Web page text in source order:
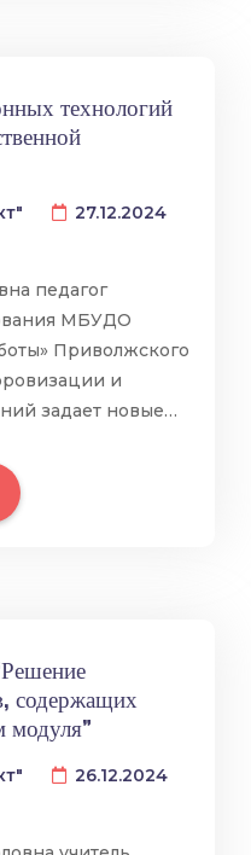
технологий
27.12.2024
педагог
МБУДО
Приволжского
и
задает новые…
содержащих
модуля”
26.12.2024